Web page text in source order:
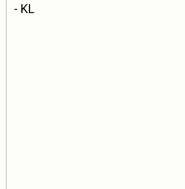
- KL